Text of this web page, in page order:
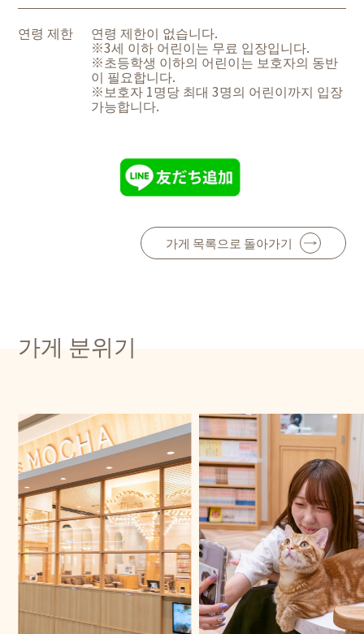
연령 제한 연령 제한이 없습니다.
※3세 이하 어린이는 무료 입장입니다.
※초등학생 이하의 어린이는 보호자의 동반
이 필요합니다.
※보호자 1명당 최대 3명의 어린이까지 입장
가능합니다.
가게 목록으로 돌아가기
가게 분위기